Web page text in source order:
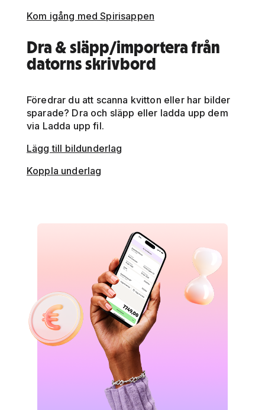
Kom igång med Spirisappen
Dra & släpp/importera från
datorns skrivbord
Föredrar du att scanna kvitton eller har bilder
sparade? Dra och släpp eller ladda upp dem
via Ladda upp fil.
Lägg till bildunderlag
Koppla underlag